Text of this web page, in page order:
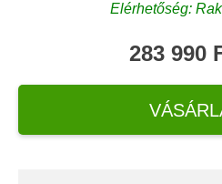
Elérhetőség:
283 990